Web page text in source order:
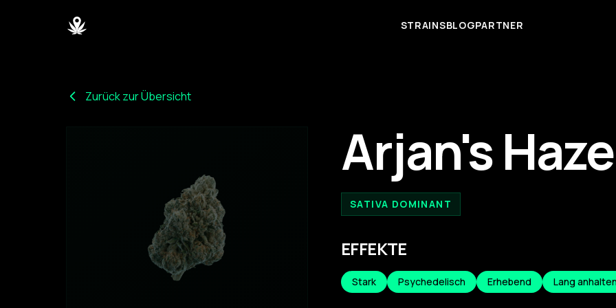
STRAINSBLOGPARTNER
Zurück zur Übersicht
Arjan's Haze
SATIVA DOMINANT
EFFEKTE
Stark Psychedelisch Erhebend Lang